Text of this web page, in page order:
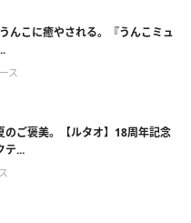
んこに癒やされる。『うんこミュ
ス
のご褒美。【ルタオ】18周年記念
テ...